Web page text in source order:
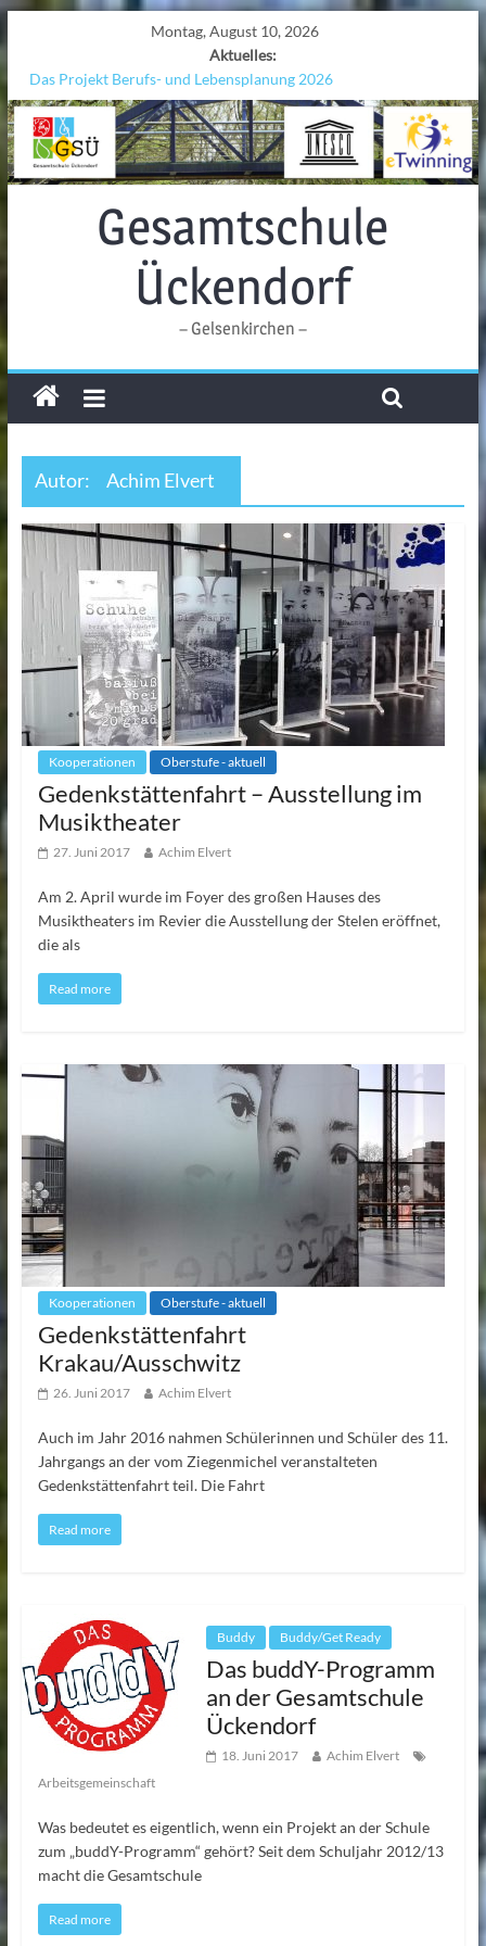
Montag, August 10, 2026
Aktuelles:
Das Projekt Berufs- und Lebensplanung 2026
UNESCO Stadtradeln „Grenzen überwinden“
KCC-Workshop
Sicherheit auf den Wellen: Lehrkräfte bilden sich in Alicante fort
Ferien!!!
Gesamtschule
Ückendorf
– Gelsenkirchen –
Autor: Achim Elvert
Kooperationen Oberstufe - aktuell
Gedenkstättenfahrt – Ausstellung im
Musiktheater
27. Juni 2017 Achim Elvert
Am 2. April wurde im Foyer des großen Hauses des
Musiktheaters im Revier die Ausstellung der Stelen eröffnet,
die als
Read more
Kooperationen Oberstufe - aktuell
Gedenkstättenfahrt
Krakau/Ausschwitz
26. Juni 2017 Achim Elvert
Auch im Jahr 2016 nahmen Schülerinnen und Schüler des 11.
Jahrgangs an der vom Ziegenmichel veranstalteten
Gedenkstättenfahrt teil. Die Fahrt
Read more
Buddy Buddy/Get Ready
Das buddY-Programm
an der Gesamtschule
Ückendorf
18. Juni 2017
Achim Elvert
Arbeitsgemeinschaft
Was bedeutet es eigentlich, wenn ein Projekt an der Schule
zum „buddY-Programm“ gehört? Seit dem Schuljahr 2012/13
macht die Gesamtschule
Read more